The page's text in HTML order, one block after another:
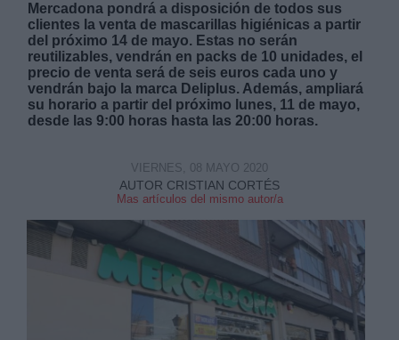
Mercadona pondrá a disposición de todos sus
clientes la venta de mascarillas higiénicas a partir
del próximo 14 de mayo. Estas no serán
reutilizables, vendrán en packs de 10 unidades, el
precio de venta será de seis euros cada uno y
vendrán bajo la marca Deliplus. Además, ampliará
su horario a partir del próximo lunes, 11 de mayo,
desde las 9:00 horas hasta las 20:00 horas.
AUTOR CRISTIAN CORTÉS
Mas artículos del mismo autor/a
VIERNES, 08 MAYO 2020
link
Información adicional
link